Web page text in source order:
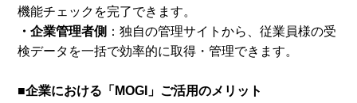
機能チェックを完了できます。
・企業管理者側 ：独自の管理サイトから、従業員様の受
検データを一括で効率的に取得・管理できます。
■企業における「MOGI」ご活用のメリット